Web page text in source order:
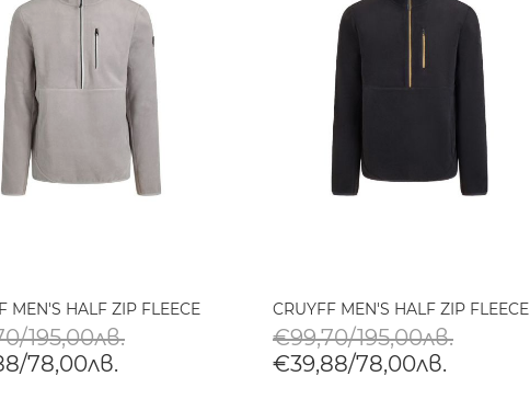
MEN'S HALF ZIP FLEECE
195,00лв.
78,00лв.
CRUYFF MEN'S HALF ZIP FLEECE
€99,70/195,00лв.
€39,88/78,00лв.